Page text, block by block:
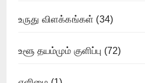
உருது விளக்கங்கள் (34)
உளூ தயம்மும் குளிப்பு (72)